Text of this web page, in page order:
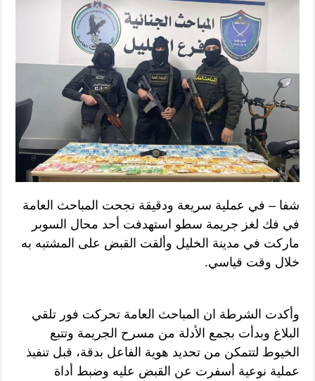
شفا – في عملية سريعة ودقيقة نجحت المباحث العامة
في فك لغز جريمة سطو استهدفت أحد محال السوبر
ماركت في مدينة الخليل وألقت القبض على المشتبه به
خلال وقت قياسي.
وأكدت الشرطة ان المباحث العامة تحركت فور تلقي
البلاغ وبدأت بجمع الأدلة من مسرح الجريمة وتتبع
الخيوط لتتمكن من تحديد هوية الفاعل بدقة، قبل تنفيذ
عملية نوعية أسفرت عن القبض عليه وضبط أداة